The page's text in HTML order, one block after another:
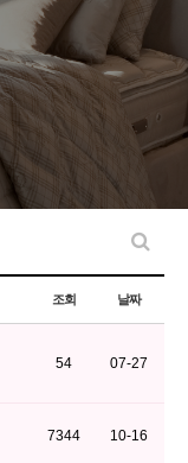
조회 날짜
54 07-27
7344 10-16